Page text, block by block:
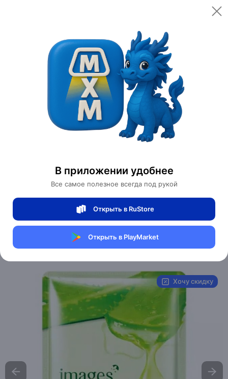
В приложении удобнее
Все самое полезное всегда под рукой
Открыть в RuStore
Открыть в PlayMarket
Открыть
Категории
Товары для красоты
Маски для лица
Освежающая маска с экстрактом Алоэ
0 отзывов
Магазин Bioaqua
Хочу скидку